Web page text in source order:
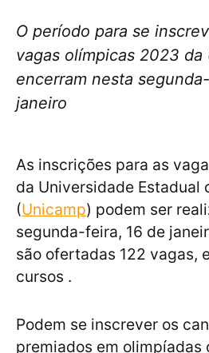
O período para se
vagas olímpicas 2023 da
encerram nesta
janeiro
As inscrições para as
da Universidade Estadual
(Unicamp) podem ser
segunda-feira, 16 de
são ofertadas 122 vagas,
cursos .
Podem se inscrever os
premiados em olimpíadas